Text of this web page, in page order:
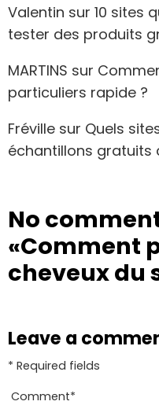
Valentin sur 10 sites
tester des produits
MARTINS sur
particuliers rapide ?
Fréville sur Quels
échantillons gratuits
No
«Comment
cheveux du
Leave a
* Required fields
Comment*